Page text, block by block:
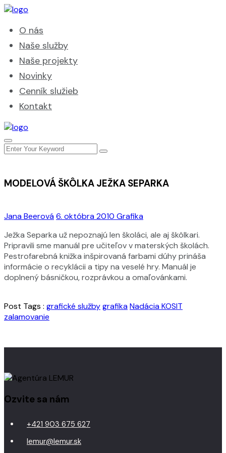
O nás
Naše služby
Naše projekty
Novinky
Cenník služieb
Kontakt
Jana Beerová6. októbra 2010 Grafika
MODELOVÁ ŠKÔLKA JEŽKA SEPARKA
Ježka Separka už nepoznajú len školáci, ale aj škôlkari.
Pripravili sme manuál pre učiteľov v materských školách.
Pestrofarebná knižka inšpirovaná farbami dúhy prináša
informácie o recyklácii a tipy na veselé hry. Manuál je
doplnený básničkou, rozprávkou a omaľovánkami.
Post Tags : grafické službygrafikaNadácia KOSIT
zalamovanie
Ozvite sa nám
+421 903 675 627
lemur@lemur.sk